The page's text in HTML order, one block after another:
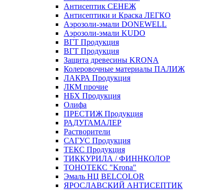
Антисептик СЕНЕЖ
Антисептики и Краска ЛЕГКО
Аэрозоли-эмали DONEWELL
Аэрозоли-эмали KUDO
ВГТ Продукция
ВГТ Продукция
Защита древесины KRONA
Колеровочные материалы ПАЛИЖ
ЛАКРА Продукция
ЛКМ прочие
НБХ Продукция
Олифа
ПРЕСТИЖ Продукция
РАДУГАМАЛЕР
Растворители
САГУС Продукция
ТЕКС Продукция
ТИККУРИЛА / ФИННКОЛОР
ТОНОТЕКС "Krona"
Эмаль НЦ BELCOLOR
ЯРОСЛАВСКИЙ АНТИСЕПТИК